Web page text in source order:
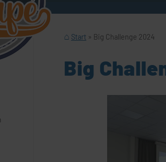
Start Big Challenge 2024
Big